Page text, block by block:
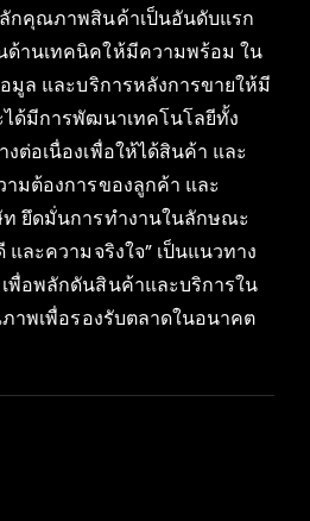
กคุณภาพสินค้าเป็นอันดับแรก
านเทคนิคให้มีความพร้อม ใน
มูล และบริการหลังการขายให้มี
ด้มีการพัฒนาเทคโนโลยีทั้ง
ต่อเนื่องเพื่อให้ได้สินค้า และ
มต้องการของลูกค้า และ
ยึดมั่นการทำงานในลักษณะ
ละความจริงใจ” เป็นแนวทาง
พื่อพลักดันสินค้าและบริการใน
พเพื่อรองรับตลาดในอนาคต